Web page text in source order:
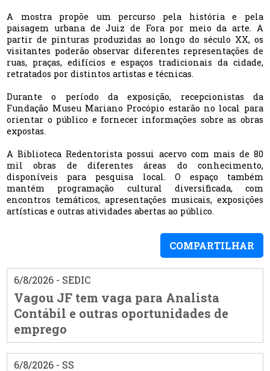
A mostra propõe um percurso pela história e pela
paisagem urbana de Juiz de Fora por meio da arte. A
partir de pinturas produzidas ao longo do século XX, os
visitantes poderão observar diferentes representações de
ruas, praças, edifícios e espaços tradicionais da cidade,
retratados por distintos artistas e técnicas.
Durante o período da exposição, recepcionistas da
Fundação Museu Mariano Procópio estarão no local para
orientar o público e fornecer informações sobre as obras
expostas.
A Biblioteca Redentorista possui acervo com mais de 80
mil obras de diferentes áreas do conhecimento,
disponíveis para pesquisa local. O espaço também
mantém programação cultural diversificada, com
encontros temáticos, apresentações musicais, exposições
artísticas e outras atividades abertas ao público.
COMPARTILHAR
6/8/2026 - SEDIC
Vagou JF tem vaga para Analista
Contábil e outras oportunidades de
emprego
6/8/2026 - SS